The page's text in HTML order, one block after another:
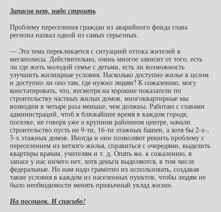
Запасов нет, надо строить
Проблему переселения граждан из аварийного фонда глава
региона назвал одной из самых серьезных.
— Эта тема перекликается с ситуацией оттока жителей в
мегаполисы. Действительно, очень многое зависит от того, есть
ли где жить молодой семье с детьми, есть ли возможность
улучшить жилищные условия. Насколько доступно жилье в целом
и доступно ли оно там, где нужно людям? К сожалению, могу
констатировать, что, несмотря на хорошие показатели по
строительству частных жилых домов, многоквартирные мы
возводим в четыре раза меньше, чем должны. Работаю с главами
администраций, чтоб в ближайшее время в каждом городе,
поселке, не говоря уже о крупном районном центре, начали
строительство пусть не 9-ти, 16-ти этажных башен, а хотя бы 2-х-,
3-х этажных домов. Иногда и они позволяют решить проблему с
переселением из ветхого жилья, справиться с очередями, выделить
квартиры врачам, учителям и т. д. Опять же, к сожалению, в
запасе у нас ничего нет, хотя деньги выделяются, в том числе
федеральные. Но нам надо грамотно их использовать, создавая
такие условия в каждом из населенных пунктов, чтобы людям не
было необходимости менять привычный уклад жизни.
На посошок. И спасибо!